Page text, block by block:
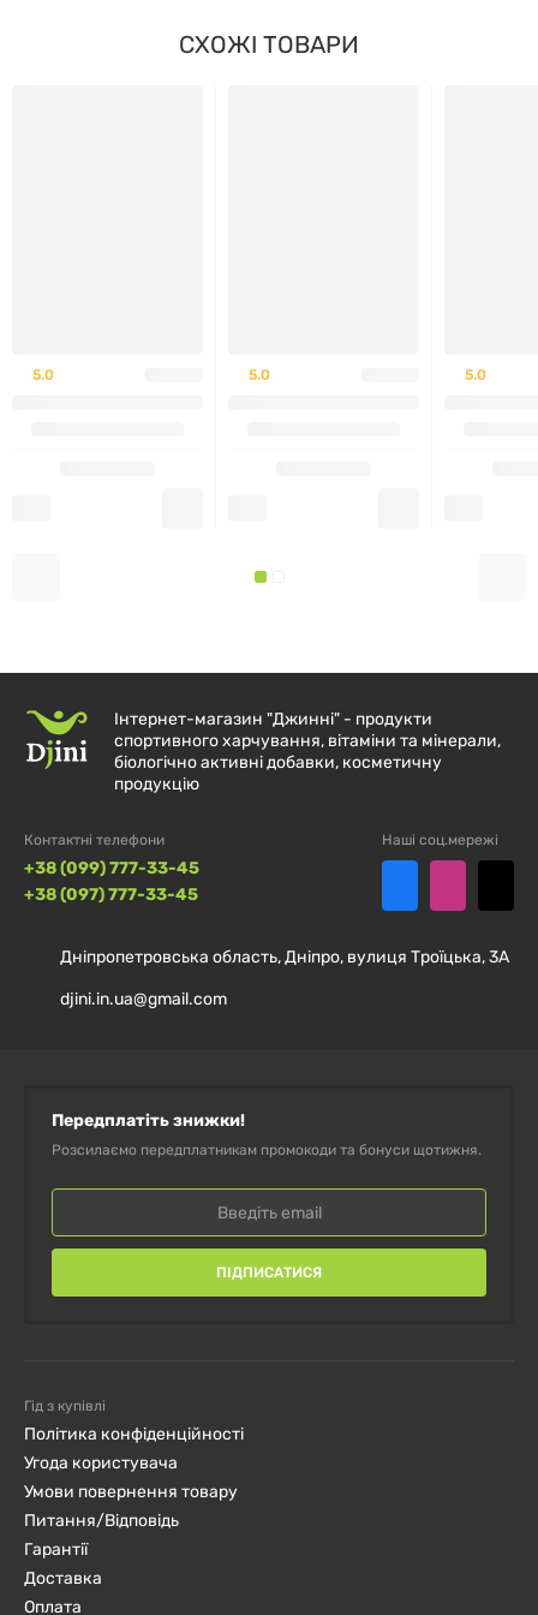
СХОЖІ ТОВАРИ
5.0 5.0 5.0
Інтернет-магазин "Джинні" - продукти
спортивного харчування, вітаміни та мінерали,
біологічно активні добавки, косметичну
продукцію
Контактні телефони
+38 (099) 777-33-45
+38 (097) 777-33-45
Наші соц.мережі
Дніпропетровська область, Дніпро, вулиця Троїцька, 3А
djini.in.ua@gmail.com
Передплатіть знижки!
Розсилаємо передплатникам промокоди та бонуси щотижня.
ПІДПИСАТИСЯ
Гід з купівлі
Політика конфіденційності
Угода користувача
Умови повернення товару
Питання/Відповідь
Гарантії
Доставка
Оплата